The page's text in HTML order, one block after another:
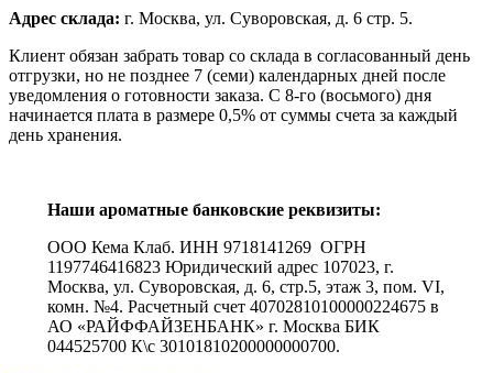
Адрес склада: г. Москва, ул. Суворовская, д. 6 стр. 5.
Клиент обязан забрать товар со склада в согласованный день
отгрузки, но не позднее 7 (семи) календарных дней после
уведомления о готовности заказа. С 8-го (восьмого) дня
начинается плата в размере 0,5% от суммы счета за каждый
день хранения.
Наши ароматные банковские реквизиты:
ООО Кема Клаб. ИНН 9718141269 ОГРН
1197746416823 Юридический адрес 107023, г.
Москва, ул. Суворовская, д. 6, стр.5, этаж 3, пом. VI,
комн. №4. Расчетный счет 40702810100000224675 в
АО «РАЙФФАЙЗЕНБАНК» г. Москва БИК
044525700 К\с 30101810200000000700.